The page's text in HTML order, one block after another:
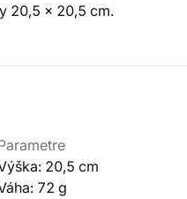
20,5 x 20,5 cm.
20,5 cm
72 g